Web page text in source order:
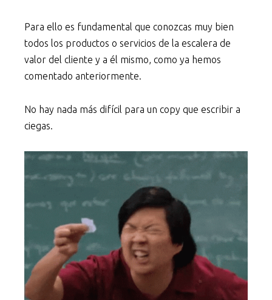
Para ello es fundamental que conozcas muy bien
todos los productos o servicios de la escalera de
valor del cliente y a él mismo, como ya hemos
comentado anteriormente.
No hay nada más difícil para un copy que escribir a
ciegas.